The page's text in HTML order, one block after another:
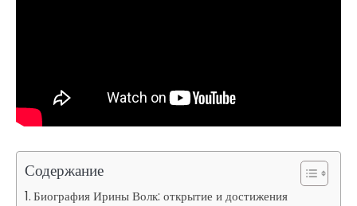
Содержание
Биография Ирины Волк: открытие и достижения